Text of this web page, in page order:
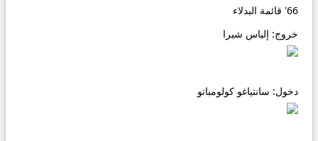
66' قائمة البدلاء
خروج: إلياس شيرا
دخول: سانتياغو كولومباتو